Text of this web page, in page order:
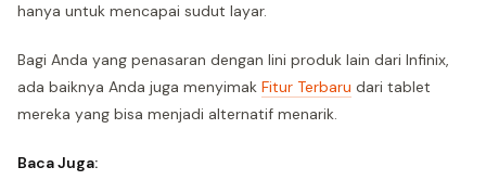
hanya untuk mencapai sudut layar.
Bagi Anda yang penasaran dengan lini produk lain dari Infinix,
ada baiknya Anda juga menyimak Fitur Terbaru dari tablet
mereka yang bisa menjadi alternatif menarik.
Baca Juga: